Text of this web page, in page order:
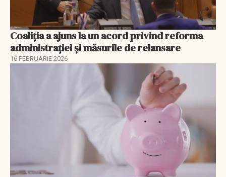
Coaliția a ajuns la un acord privind reforma
administrației și măsurile de relansare
16 FEBRUARIE 2026